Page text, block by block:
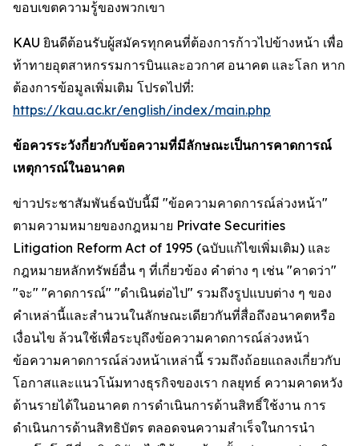
ขอบเขตความรู้ของพวกเขา
KAU ยินดีต้อนรับผู้สมัครทุกคนที่ต้องการก้าวไปข้างหน้า เพื่อ
ท้าทายอุตสาหกรรมการบินและอวกาศ อนาคต และโลก หาก
ต้องการข้อมูลเพิ่มเติม โปรดไปที่:
https://kau.ac.kr/english/index/main.php
ข้อควรระวังกี่ยวกับข้อความที่มีลักษณะเป็นการคาดการณ์
เหตุการณ์ในอนาคต
ข่าวประชาสัมพันธ์ฉบับนี้มี "ข้อความคาดการณ์ล่วงหน้า"
ตามความหมายของกฎหมาย Private Securities
Litigation Reform Act of 1995 (ฉบับแก้ไขเพิ่มเติม) และ
กฎหมายหลักทรัพย์อื่น ๆ ที่เกี่ยวข้อง คำต่าง ๆ เช่น "คาดว่า"
"จะ" "คาดการณ์" "ดำเนินต่อไป" รวมถึงรูปแบบต่าง ๆ ของ
คำเหล่านี้และสำนวนในลักษณะเดียวกันที่สื่อถึงอนาคตหรือ
เงื่อนไข ล้วนใช้เพื่อระบุถึงข้อความคาดการณ์ล่วงหน้า
ข้อความคาดการณ์ล่วงหน้าเหล่านี้ รวมถึงถ้อยแถลงเกี่ยวกับ
โอกาสและแนวโน้มทางธุรกิจของเรา กลยุทธ์ ความคาดหวัง
ด้านรายได้ในอนาคต การดำเนินการด้านสิทธิ์ใช้งาน การ
ดำเนินการด้านสิทธิบัตร ตลอดจนความสำเร็จในการนำ